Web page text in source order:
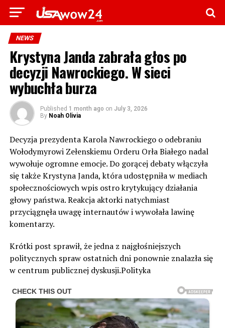
NEWS
Krystyna Janda zabrała głos po
decyzji Nawrockiego. W sieci
wybuchła burza
Published 1 month ago on July 3, 2026
By Noah Olivia
Decyzja prezydenta Karola Nawrockiego o odebraniu
Wołodymyrowi Zełenskiemu Orderu Orła Białego nadal
wywołuje ogromne emocje. Do gorącej debaty włączyła
się także Krystyna Janda, która udostępniła w mediach
społecznościowych wpis ostro krytykujący działania
głowy państwa. Reakcja aktorki natychmiast
przyciągnęła uwagę internautów i wywołała lawinę
komentarzy.
Krótki post sprawił, że jedna z najgłośniejszych
politycznych spraw ostatnich dni ponownie znalazła się
w centrum publicznej dyskusji.Polityka